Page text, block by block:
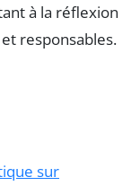
à la réflexion
responsables.
sur